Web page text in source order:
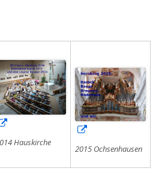
neuem
Hauskirche
neuem
2015 Ochsenhausen